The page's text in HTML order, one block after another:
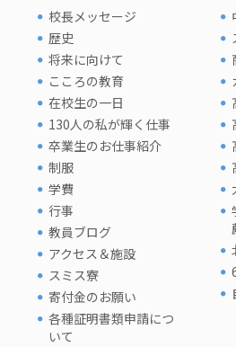
校長メッセージ
歴史
将来に向けて
こころの教育
在校生の一日
130人の私が輝く仕事
卒業生のお仕事紹介
制服
学費
行事
教員ブログ
アクセス＆施設
スミス寮
寄付金のお願い
各種証明書類申請につ
いて